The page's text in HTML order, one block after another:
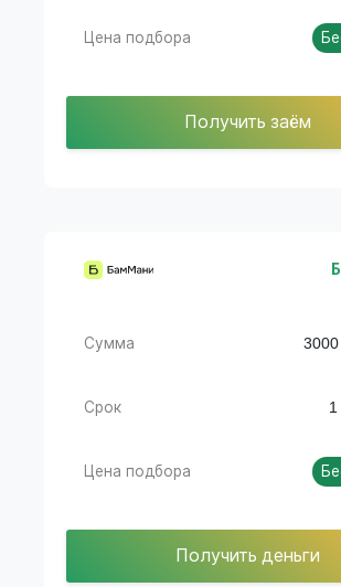
Цена подбора
Получить заём
Сумма
Срок
Цена подбора
Получить деньги